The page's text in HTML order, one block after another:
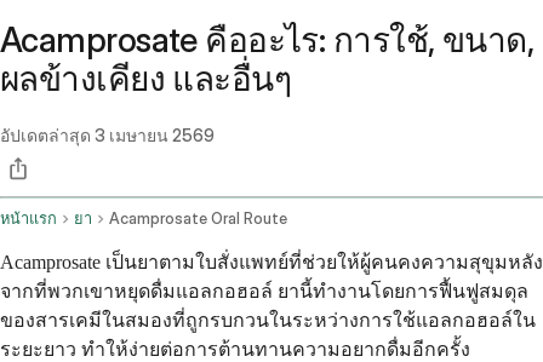
Acamprosate คืออะไร: การใช้, ขนาด,
ผลข้างเคียง และอื่นๆ
อัปเดตล่าสุด 3 เมษายน 2569
หน้าแรก ยา Acamprosate Oral Route
Acamprosate เป็นยาตามใบสั่งแพทย์ที่ช่วยให้ผู้คนคงความสุขุมหลัง
จากที่พวกเขาหยุดดื่มแอลกอฮอล์ ยานี้ทำงานโดยการฟื้นฟูสมดุล
ของสารเคมีในสมองที่ถูกรบกวนในระหว่างการใช้แอลกอฮอล์ใน
ระยะยาว ทำให้ง่ายต่อการต้านทานความอยากดื่มอีกครั้ง